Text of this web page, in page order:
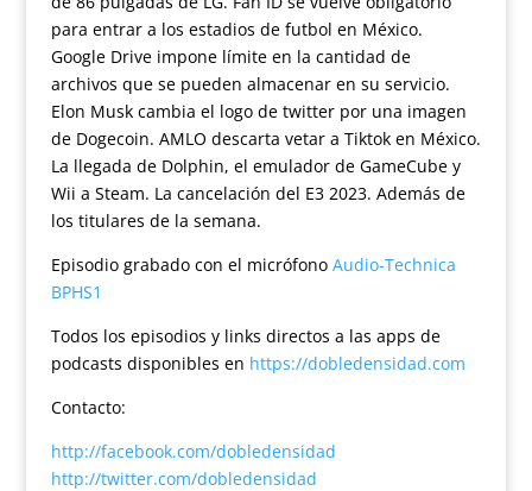
para entrar a los estadios de futbol en México.
Google Drive impone límite en la cantidad de
archivos que se pueden almacenar en su servicio.
Elon Musk cambia el logo de twitter por una imagen
de Dogecoin. AMLO descarta vetar a Tiktok en México.
La llegada de Dolphin, el emulador de GameCube y
Wii a Steam. La cancelación del E3 2023. Además de
los titulares de la semana.
Episodio grabado con el micrófono Audio-Technica
BPHS1
Todos los episodios y links directos a las apps de
podcasts disponibles en https://dobledensidad.com
Contacto:
http://facebook.com/dobledensidad
http://twitter.com/dobledensidad